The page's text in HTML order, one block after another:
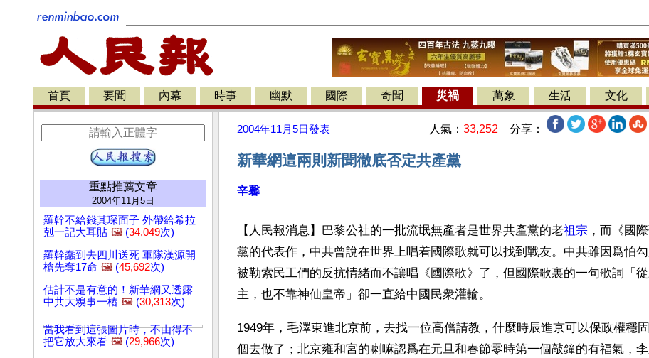
首頁 要聞 內幕 時事 幽默 國際 奇聞 災禍 萬象 生活 文化
重點推薦文章
2004年11月5日
羅幹不給錢其琛面子 外帶給希拉
剋一記大耳貼 🖼️ (34,049次)
羅幹蠢到去四川送死 軍隊漢源開
槍先奪17命 🖼️ (45,692次)
估計不是有意的！新華網又透露
中共大糗事一樁 🖼️ (30,313次)
當我看到這張圖片時，不由得不
把它放大來看 🖼️ (29,966次)
2004年11月5日發表 人氣： 33,252 分享：
新華網這兩則新聞徹底否定共產黨
辛馨
【人民報消息】巴黎公社的一批流氓無產者是世界共產黨的老祖宗 ，而《國
黨的代表作，中共曾說在世界上唱着國際歌就可以找到戰友。中共雖因爲怕勾
被勒索民工們的反抗情緒而不讓唱《國際歌》了，但國際歌裏的一句歌詞「
主，也不靠神仙皇帝」卻一直給中國民衆灌輸。
1949年，毛澤東進北京前，去找一位高僧請教，什麼時辰進京可以保政權穩
個去做了；北京雍和宮的喇嘛認爲在元旦和春節零時第一個敲鐘的有福氣，